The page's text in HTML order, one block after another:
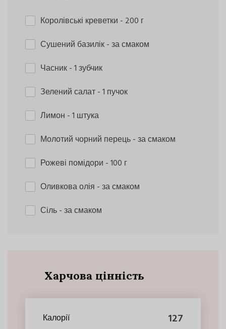
Королівські креветки - 200 г
Сушений базилік- за смаком
Часник- 1 зубчик
Зелений салат- 1 пучок
Лимон - 1 штука
Молотий чорний перець- за смаком
Рожеві помідори - 100 г
Оливкова олія - за смаком
Сіль- за смаком
Харчова цінність
Калорії 127